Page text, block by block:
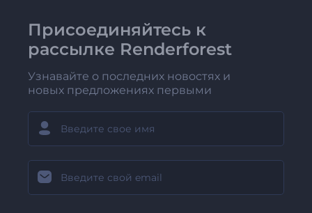
Присоединяйтесь к
рассылке Renderforest
Узнавайте о последних новостях и
новых предложениях первыми